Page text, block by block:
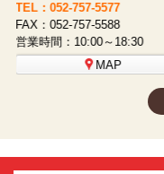
TEL：052-508-5933
FAX：052-508-5930
営業時間：10:00～18:30
MAP